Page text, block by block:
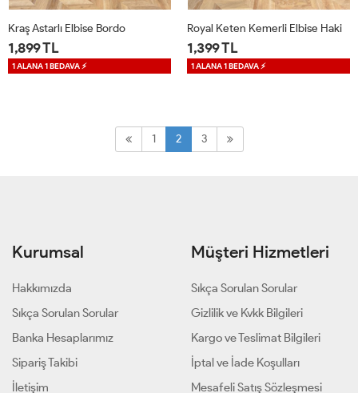
S M L XL
Kraş Astarlı Elbise Bordo
1,899 TL
1 ALANA 1 BEDAVA ⚡
1 2
Royal Keten Kemerli Elbise Haki
1,399 TL
1 ALANA 1 BEDAVA ⚡
1 2 3
Kurumsal
Hakkımızda
Sıkça Sorulan Sorular
Banka Hesaplarımız
Sipariş Takibi
İletişim
Müşteri Hizmetleri
Sıkça Sorulan Sorular
Gizlilik ve Kvkk Bilgileri
Kargo ve Teslimat Bilgileri
İptal ve İade Koşulları
Mesafeli Satış Sözleşmesi